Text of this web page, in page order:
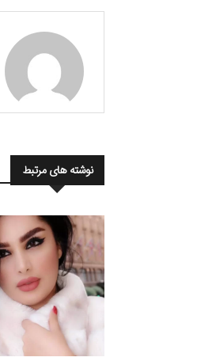
نوشته های مرتبط